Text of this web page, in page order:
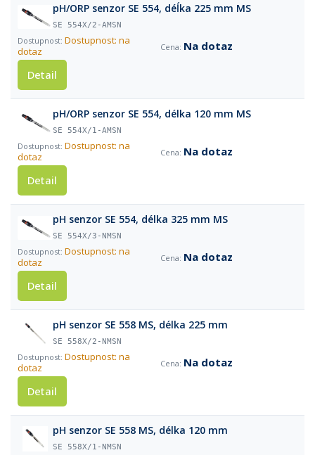
pH/ORP senzor SE 554, déĺka 225 mm MS
SE 554X/2-AMSN
Dostupnost: na
dotaz
Na dotaz
Detail
pH/ORP senzor SE 554, délka 120 mm MS
SE 554X/1-AMSN
Dostupnost: na
dotaz
Na dotaz
Detail
pH senzor SE 554, délka 325 mm MS
SE 554X/3-NMSN
Dostupnost: na
dotaz
Na dotaz
Detail
pH senzor SE 558 MS, délka 225 mm
SE 558X/2-NMSN
Dostupnost: na
dotaz
Na dotaz
Detail
pH senzor SE 558 MS, délka 120 mm
SE 558X/1-NMSN